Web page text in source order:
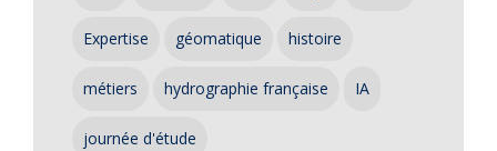
Expertise géomatique histoire
métiers hydrographie française IA
journée d'étude